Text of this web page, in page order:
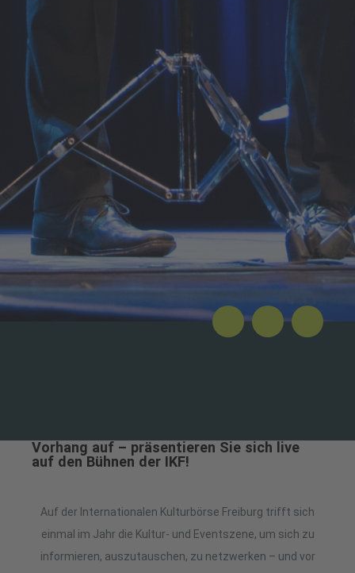
Vorhang auf – präsentieren Sie sich live
auf den Bühnen der IKF!
Auf der Internationalen Kulturbörse Freiburg trifft sich
einmal im Jahr die Kultur- und Eventszene, um sich zu
informieren, auszutauschen, zu netzwerken – und vor